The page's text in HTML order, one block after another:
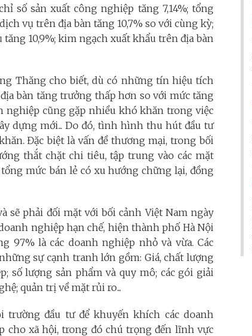
số sản xuất công nghiệp tăng 7,14%; tổng
vụ trên địa bàn tăng 10,7% so với cùng kỳ;
10,9%; kim ngạch xuất khẩu trên địa bàn
Thăng cho biết, dù có những tín hiệu tích
bàn tăng trưởng thấp hơn so với mức tăng
nghiệp cũng gặp nhiều khó khăn trong việc
dựng mới... Do đó, tình hình thu hút đầu tư
Đặc biệt là vấn đề thương mại, trong bối
thắt chặt chi tiêu, tập trung vào các mặt
mức bán lẻ có xu hướng chững lại, đồng
sẽ phải đối mặt với bối cảnh Việt Nam ngày
nghiệp hạn chế, hiện thành phố Hà Nội
97% là các doanh nghiệp nhỏ và vừa. Các
sự cạnh tranh lớn gồm: Giá, chất lượng
số lượng sản phẩm và quy mô; các gói giải
quản trị về mặt rủi ro...
trường đầu tư để khuyến khích các doanh
cho xã hội, trong đó chú trọng đến lĩnh vực